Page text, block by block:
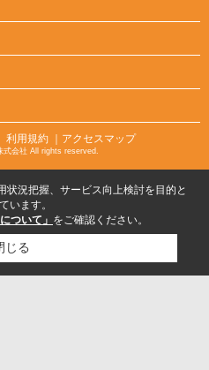
利用規約 ｜アクセスマップ
会社 All rights reserved.
状況把握、サービス向上検討を目的と
います。
ついて」 をご確認ください。
じる